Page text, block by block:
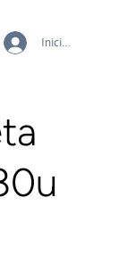
Iniciar sesión